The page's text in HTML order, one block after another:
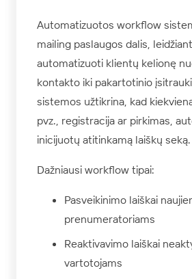
Automatizuotos workflow
mailing paslaugos dalis,
automatizuoti klientų kelionę
kontakto iki pakartotinio
sistemos užtikrina, kad
pvz., registracija ar pirkimas,
inicijuotų atitinkamą laiškų seką.
Dažniausi workflow tipai:
Pasveikinimo laiškai
prenumeratoriams
Reaktivavimo laiškai
vartotojams